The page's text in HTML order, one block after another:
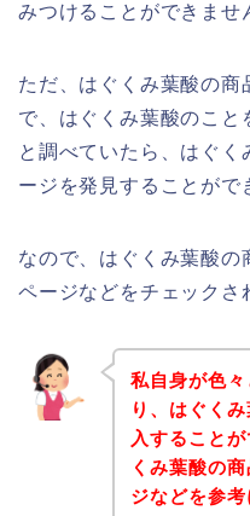
みつけることができませ
ただ、はぐくみ葉酸の
で、はぐくみ葉酸のこと
と調べていたら、はぐ
ージを発見することがで
なので、はぐくみ葉酸の
ページなどをチェックさ
私自身が色
り、はぐく
入すること
くみ葉酸の
ジなどを参